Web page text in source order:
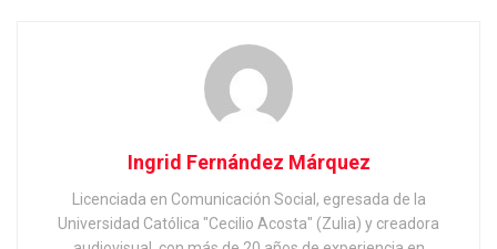
Ingrid Fernández Márquez
Licenciada en Comunicación Social, egresada de la
Universidad Católica "Cecilio Acosta" (Zulia) y creadora